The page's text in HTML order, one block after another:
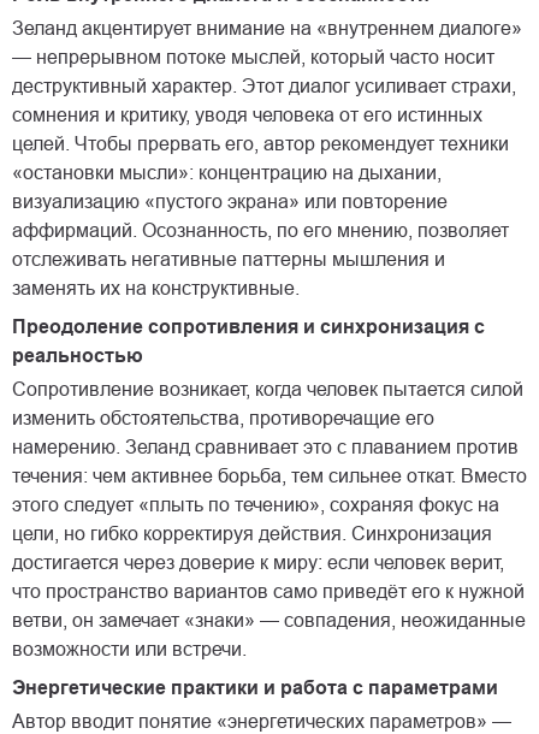
Зеланд акцентирует внимание на «внутреннем диалоге»
— непрерывном потоке мыслей, который часто носит
деструктивный характер. Этот диалог усиливает страхи,
сомнения и критику, уводя человека от его истинных
целей. Чтобы прервать его, автор рекомендует техники
«остановки мысли»: концентрацию на дыхании,
визуализацию «пустого экрана» или повторение
аффирмаций. Осознанность, по его мнению, позволяет
отслеживать негативные паттерны мышления и
заменять их на конструктивные.
Преодоление сопротивления и синхронизация с
реальностью
Сопротивление возникает, когда человек пытается силой
изменить обстоятельства, противоречащие его
намерению. Зеланд сравнивает это с плаванием против
течения: чем активнее борьба, тем сильнее откат. Вместо
этого следует «плыть по течению», сохраняя фокус на
цели, но гибко корректируя действия. Синхронизация
достигается через доверие к миру: если человек верит,
что пространство вариантов само приведёт его к нужной
ветви, он замечает «знаки» — совпадения, неожиданные
возможности или встречи.
Энергетические практики и работа с параметрами
Автор вводит понятие «энергетических параметров» —